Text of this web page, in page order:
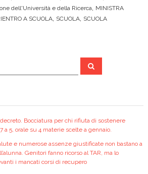
ai
l
n
di
dell'Università e della Ricerca
MINISTRA
A SCUOLA, SCUOLA, SCUOLA
C
Bocciatura per chi rifiuta di sostenere
a 5, orale su 4 materie scelte a gennaio.
e numerose assenze giustificate non bastano a
Genitori fanno ricorso al TAR, ma lo
i mancati corsi di recupero